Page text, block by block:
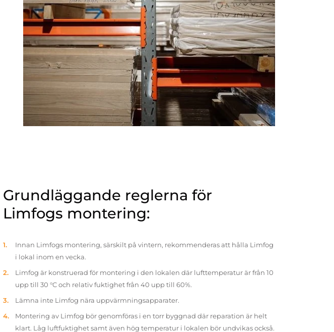
Grundläggande reglerna för
Limfogs montering:
Innan Limfogs montering, särskilt på vintern, rekommenderas att hålla Limfog
i lokal inom en vecka.
Limfog är konstruerad för montering i den lokalen där lufttemperatur är från 10
upp till 30 °C och relativ fuktighet från 40 upp till 60%.
Lämna inte Limfog nära uppvärmningsapparater.
Montering av Limfog bör genomföras i en torr byggnad där reparation är helt
klart. Låg luftfuktighet samt även hög temperatur i lokalen bör undvikas också.